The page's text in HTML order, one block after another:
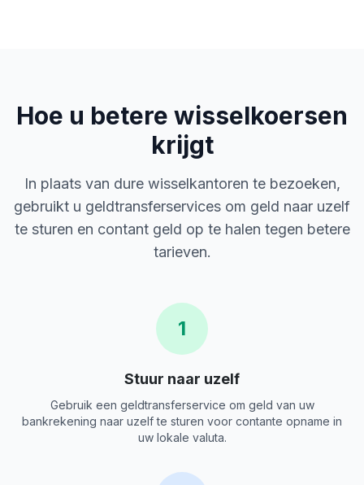
Hoe u betere wisselkoersen
krijgt
In plaats van dure wisselkantoren te bezoeken,
gebruikt u geldtransferservices om geld naar uzelf
te sturen en contant geld op te halen tegen betere
tarieven.
1
Stuur naar uzelf
Gebruik een geldtransferservice om geld van uw
bankrekening naar uzelf te sturen voor contante opname in
uw lokale valuta.